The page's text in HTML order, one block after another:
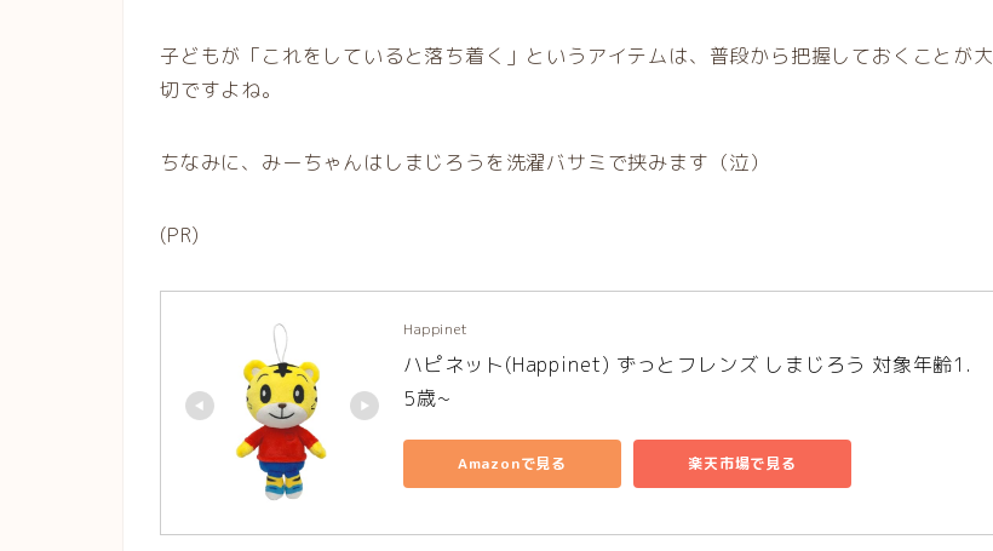
子どもが「これをしていると落ち着く」というアイテムは、普段から把握しておくことが大
切ですよね。
ちなみに、みーちゃんはしまじろうを洗濯バサミで挟みます（泣）
(PR)
Happinet
ハピネット(Happinet) ずっとフレンズ しまじろう 対象年齢1.
5歳~
Amazonで見る 楽天市場で見る